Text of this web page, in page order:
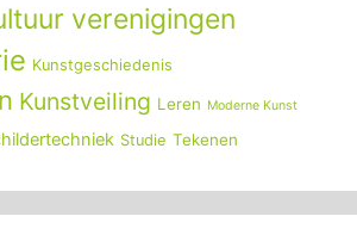
verenigingen
Kunstgeschiedenis
Kunstveiling Leren Moderne Kunst
Studie Tekenen